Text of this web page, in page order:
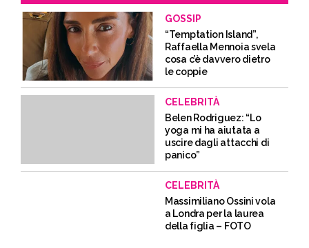
GOSSIP
“Temptation Island”,
Raffaella Mennoia svela
cosa c’è davvero dietro
le coppie
CELEBRITÀ
Belen Rodriguez: “Lo
yoga mi ha aiutata a
uscire dagli attacchi di
panico”
CELEBRITÀ
Massimiliano Ossini vola
a Londra per la laurea
della figlia – FOTO